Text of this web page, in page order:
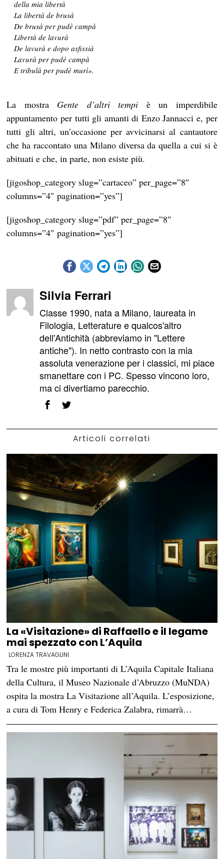
della mia libertà
La libertà de brusà
De brusà per pudè campà
Libertà de lavurà
De lavurà e dopo asfissià
Lavurà per pudè campà
E tribulà per pudè murì».
La mostra Gente d’altri tempi è un imperdibile
appuntamento per tutti gli amanti di Enzo Jannacci e, per
tutti gli altri, un’occasione per avvicinarsi al cantautore
che ha raccontato una Milano diversa da quella a cui si è
abituati e che, in parte, non esiste più.
[jigoshop_category slug=”cartaceo” per_page=”8″
columns=”4″ pagination=”yes”]
[jigoshop_category slug=”pdf” per_page=”8″
columns=”4″ pagination=”yes”]
Silvia Ferrari
Classe 1990, nata a Milano, laureata in
Filologia, Letterature e qualcos'altro
dell'Antichità (abbreviamo in "Lettere
antiche"). In netto contrasto con la mia
assoluta venerazione per i classici, mi piace
smanettare con i PC. Spesso vincono loro,
ma ci divertiamo parecchio.
Articoli correlati
La «Visitazione» di Raffaello e il legame
mai spezzato con L’Aquila
LORENZA TRAVAGLINI
Tra le mostre più importanti di L’Aquila Capitale Italiana
della Cultura, il Museo Nazionale d’Abruzzo (MuNDA)
ospita la mostra La Visitazione all’Aquila. L’esposizione,
a cura di Tom Henry e Federica Zalabra, rimarrà…